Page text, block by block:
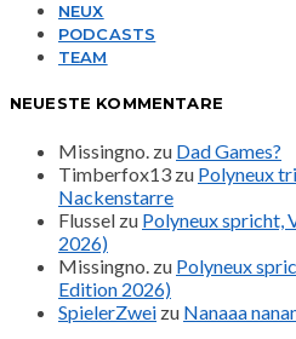
NEUX
PODCASTS
TEAM
NEUESTE KOMMENTARE
Missingno. zu Dad Games?
Timberfox13 zu Polyneux
Nackenstarre
Flussel zu Polyneux spricht,
2026)
Missingno. zu Polyneux
Edition 2026)
SpielerZwei zu Nanaaa